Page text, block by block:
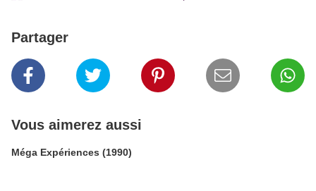
Partager
Vous aimerez aussi
Méga Expériences (1990)